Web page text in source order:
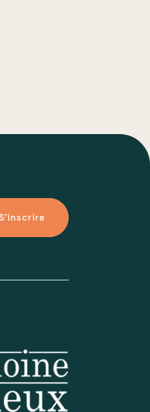
S'inscrire